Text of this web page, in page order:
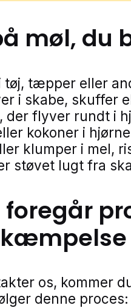
møl, du
tøj, tæpper eller
i skabe, skuffer
der flyver rundt i
kokoner i
klumper i mel,
støvet lugt fra
foregår
os, kommer
denne proces: